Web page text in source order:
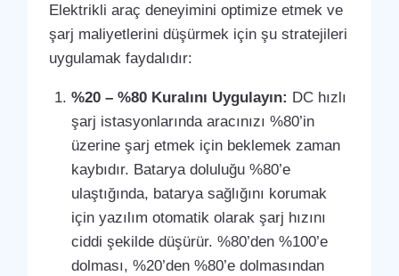
Elektrikli araç deneyimini optimize etmek ve
şarj maliyetlerini düşürmek için şu stratejileri
uygulamak faydalıdır:
%20 – %80 Kuralını Uygulayın: DC hızlı
şarj istasyonlarında aracınızı %80’in
üzerine şarj etmek için beklemek zaman
kaybıdır. Batarya doluluğu %80’e
ulaştığında, batarya sağlığını korumak
için yazılım otomatik olarak şarj hızını
ciddi şekilde düşürür. %80’den %100’e
dolması, %20’den %80’e dolmasından